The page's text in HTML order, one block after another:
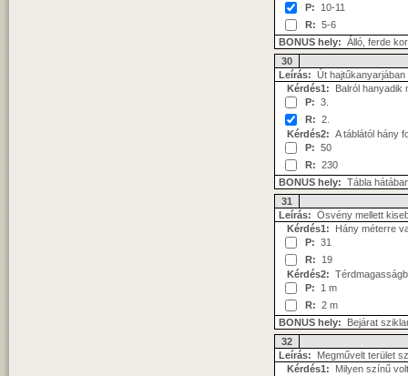
P: 10-11
R: 5-6
BONUS hely: Álló, ferde
30
Leírás: Út
Kérdés1: Balról hanyadik
P: 3.
R: 2.
Kérdés2: A táblától hány
P: 50
R: 230
BONUS hely: Tábla
31
Leírás: Ösvény mellett
Kérdés1: Hány méterre
P: 31
R: 19
Kérdés2:
P: 1 m
R: 2 m
BONUS hely: Bejárat
32
Leírás: Megművelt terület
Kérdés1: Milyen színű